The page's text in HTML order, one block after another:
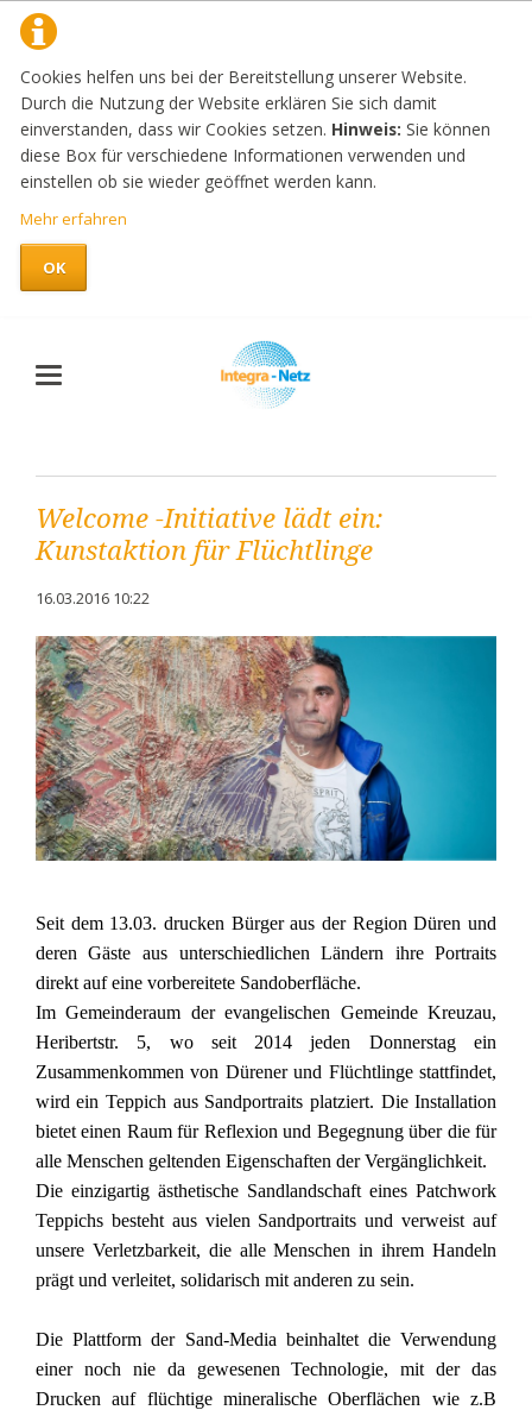
Cookies helfen uns bei der Bereitstellung unserer Website.
Durch die Nutzung der Website erklären Sie sich damit
einverstanden, dass wir Cookies setzen. Hinweis: Sie können
diese Box für verschiedene Informationen verwenden und
einstellen ob sie wieder geöffnet werden kann.
Mehr erfahren
OK
Welcome -Initiative lädt ein:
Kunstaktion für Flüchtlinge
16.03.2016 10:22
Seit dem 13.03. drucken Bürger aus der Region Düren und
deren Gäste aus unterschiedlichen Ländern ihre Portraits
direkt auf eine vorbereitete Sandoberfläche.
Im Gemeinderaum der evangelischen Gemeinde Kreuzau,
Heribertstr. 5, wo seit 2014 jeden Donnerstag ein
Zusammenkommen von Dürener und Flüchtlinge stattfindet,
wird ein Teppich aus Sandportraits platziert. Die Installation
bietet einen Raum für Reflexion und Begegnung über die für
alle Menschen geltenden Eigenschaften der Vergänglichkeit.
Die einzigartig ästhetische Sandlandschaft eines Patchwork
Teppichs besteht aus vielen Sandportraits und verweist auf
unsere Verletzbarkeit, die alle Menschen in ihrem Handeln
prägt und verleitet, solidarisch mit anderen zu sein.
Die Plattform der Sand-Media beinhaltet die Verwendung
einer noch nie da gewesenen Technologie, mit der das
Drucken auf flüchtige mineralische Oberflächen wie z.B